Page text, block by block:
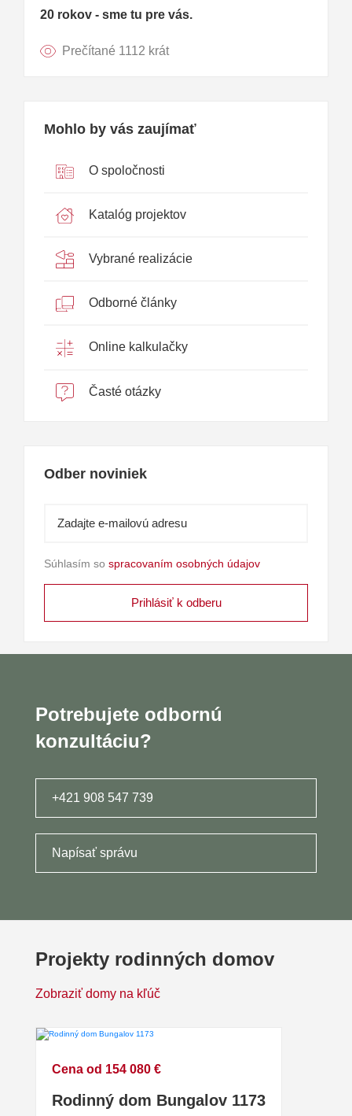
20 rokov - sme tu pre vás.
Prečítané 1112 krát
Mohlo by vás zaujímať
O spoločnosti
Katalóg projektov
Vybrané realizácie
Odborné články
Online kalkulačky
Časté otázky
Odber noviniek
Súhlasím so spracovaním osobných údajov
Potrebujete odbornú
konzultáciu?
+421 908 547 739
Napísať správu
Projekty rodinných domov
Zobraziť domy na kľúč
Cena od 154 080 €
Rodinný dom Bungalov 1173